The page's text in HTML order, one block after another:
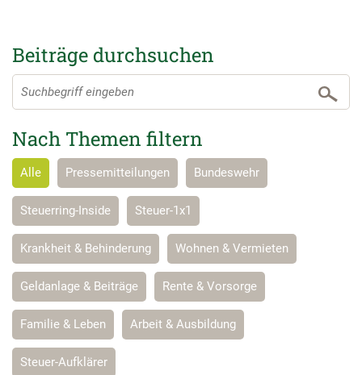
Beiträge durchsuchen
Nach Themen filtern
Alle Pressemitteilungen Bundeswehr
Steuerring-Inside Steuer-1x1
Krankheit & Behinderung Wohnen & Vermieten
Geldanlage & Beiträge Rente & Vorsorge
Familie & Leben Arbeit & Ausbildung
Steuer-Aufklärer